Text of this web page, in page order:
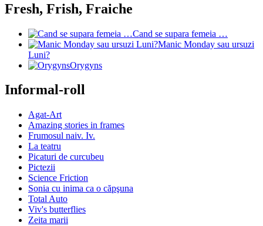
Fresh, Frish, Fraiche
Cand se supara femeia …
Manic Monday sau ursuzi
Luni?
Orygyns
Informal-roll
Agat-Art
Amazing stories in frames
Frumosul naiv. Iv.
La teatru
Picaturi de curcubeu
Pictezii
Science Friction
Sonia cu inima ca o căpşuna
Total Auto
Viv's butterflies
Zeita marii